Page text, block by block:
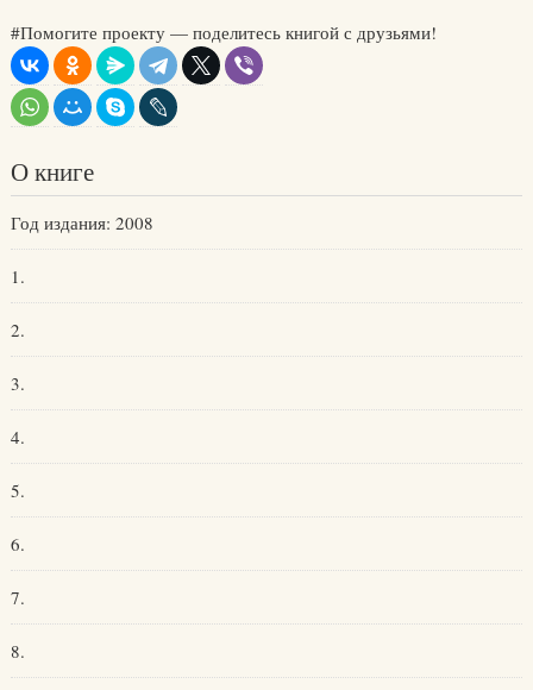
#Помогите проекту — поделитесь книгой с друзьями!
О книге
Год издания: 2008
1.
2.
3.
4.
5.
6.
7.
8.